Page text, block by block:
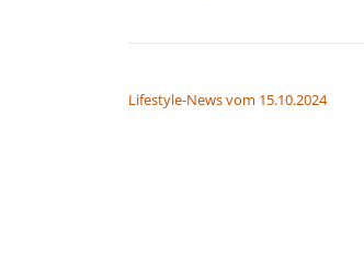
Lifestyle-News vom 15.10.2024